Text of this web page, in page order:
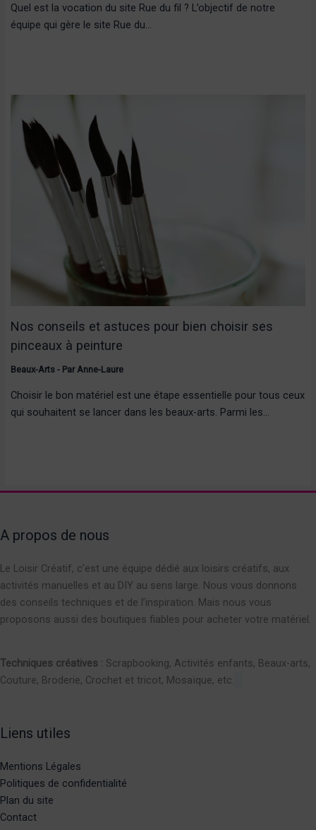
Quel est la vocation du site Rue du fil ? L’objectif de notre
équipe qui gère le site Rue du…
Nos conseils et astuces pour bien choisir ses
pinceaux à peinture
Beaux-Arts- Par Anne-Laure
Choisir le bon matériel est une étape essentielle pour tous ceux
qui souhaitent se lancer dans les beaux-arts. Parmi les…
A propos de nous
Le Loisir Créatif, c’est une équipe dédié aux loisirs créatifs, aux
activités manuelles et au DIY au sens large. Nous vous donnons
des conseils techniques et de l’inspiration. Mais nous vous
proposons aussi des boutiques fiables pour acheter votre matériel.
Techniques créatives : Scrapbooking, Activités enfants, Beaux-arts,
Couture, Broderie, Crochet et tricot, Mosaïque, etc.
Liens utiles
Mentions Légales
Politiques de confidentialité
Plan du site
Contact